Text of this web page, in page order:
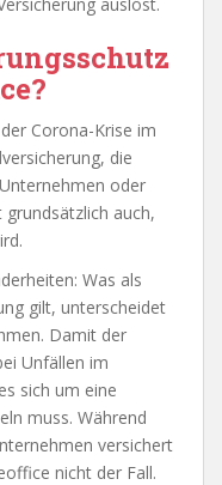
Corona-Krise im
die
oder
auch,
Was als
gilt, unterscheidet
Damit der
Unfällen im
sich um eine
muss. Während
versichert
nicht der Fall.